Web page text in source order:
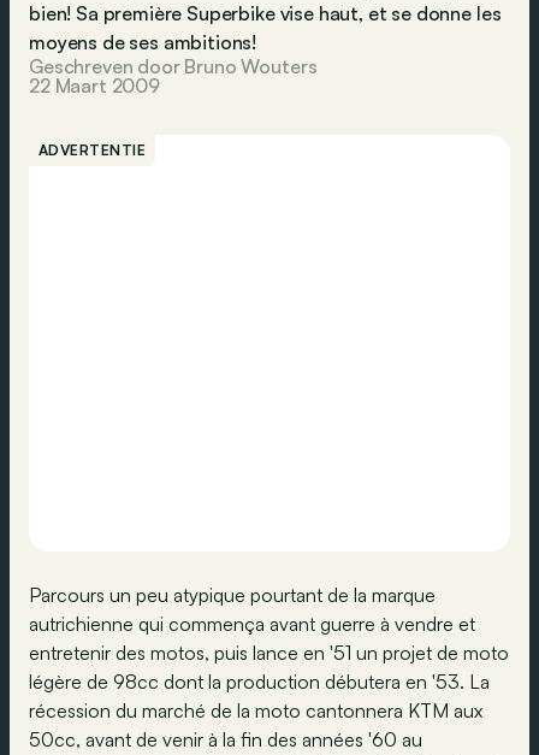
bien! Sa première Superbike vise haut, et se donne les
moyens de ses ambitions!
Geschreven door Bruno Wouters
22 Maart 2009
ADVERTENTIE
Parcours un peu atypique pourtant de la marque
autrichienne qui commença avant guerre à vendre et
entretenir des motos, puis lance en '51 un projet de moto
légère de 98cc dont la production débutera en '53. La
récession du marché de la moto cantonnera KTM aux
50cc, avant de venir à la fin des années '60 au